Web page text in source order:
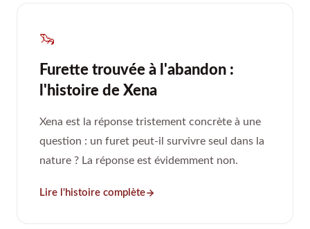
🦦
Furette trouvée à l'abandon :
l'histoire de Xena
Xena est la réponse tristement concrète à une
question : un furet peut-il survivre seul dans la
nature ? La réponse est évidemment non.
Lire l'histoire complète